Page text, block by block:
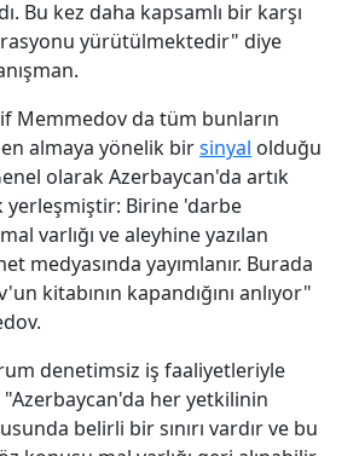
Bu kez daha kapsamlı bir karşı
yürütülmektedir" diye
Memmedov da tüm bunların
almaya yönelik birsinyal olduğu
olarak Azerbaycan'da artık
yerleşmiştir: Birine 'darbe
varlığı ve aleyhine yazılan
medyasında yayımlanır. Burada
kitabının kapandığını anlıyor"
denetimsiz iş faaliyetleriyle
"Azerbaycan'da her yetkilinin
belirli bir sınırı vardır ve bu